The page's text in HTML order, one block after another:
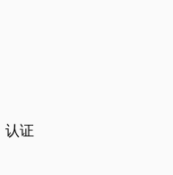
认证